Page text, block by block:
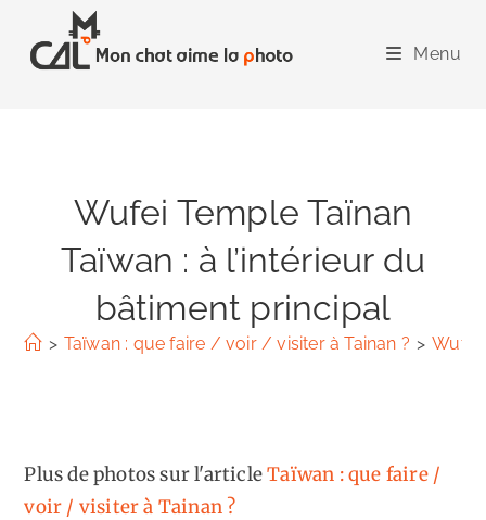
content
Menu
Wufei Temple Taïnan
Taïwan : à l’intérieur du
bâtiment principal
> Taïwan : que faire / voir / visiter à Tainan ? > Wufei
Plus de photos sur l'articleTaïwan : que faire /
voir / visiter à Tainan ?